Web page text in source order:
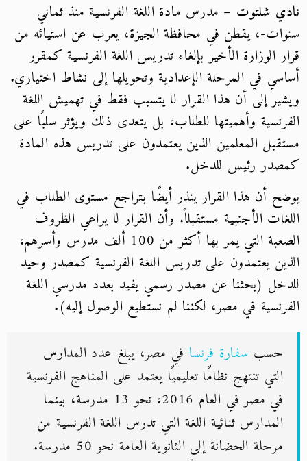
نادي شلتوت – مدرس مادة اللغة الفرنسية منذ ثماني
سنوات-، يقطن في محافظة الجيزة، يعرب عن استيائه من
قرار الوزارة الأخير بإلغاء تدريس اللغة الفرنسية كمقرر
أساسي في المرحلة الإعدادية وتحويلها إلى نشاط اختياري.
ويشير إلى أن هذا القرار لا يتسبب فقط في تهميش اللغة
الفرنسية وأهميتها للطلاب، بل يتعدى ذلك ويؤثر سلبًا على
مستقبل المعلمين الذين يعتمدون على تدريس هذه المادة
كمصدر رئيس للدخل.
يوضح أن هذا القرار ينذر أيضًا بتراجع مستوى الطلاب في
اللغات الأجنبية مستقبلاً. وأن القرار لا يراعي الظروف
الصعبة التي يمر بها أكثر من 100 ألف مدرس وأسرهم،
الذين يعتمدون على تدريس اللغة الفرنسية كمصدر وحيد
للدخل (بحثنا عن مصدر رسمي يفيد بعدد مدرسي اللغة
الفرنسية في مصر، لكننا لم نستطيع الوصول إليه).
حسب سفارة فرنسا في مصر، يبلغ عدد المدارس
التي تنتهج نظامًا تعليميًا يعتمد على المناهج الفرنسية
في مصر في العام 2016، نحو 13 مدرسة، بينما
المدارس ثنائية اللغة التي تدرس اللغة الفرنسية من
مرحلة الحضانة إلى الثانوية العامة نحو 50 مدرسة.